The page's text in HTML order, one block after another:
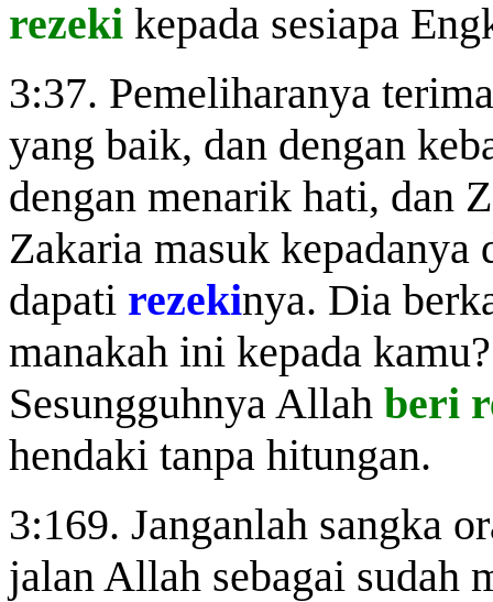
rezeki kepada sesiapa
3:37. Pemeliharanya
yang baik, dan dengan
dengan menarik hati, dan
Zakaria masuk
dapati rezekinya. Dia
manakah ini kepada
Sesungguhnya Allah beri
hendaki tanpa hitungan.
3:169. Janganlah sangka
jalan Allah sebagai sudah